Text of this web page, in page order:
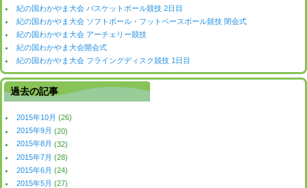
紀の国わかやま大会 バスケットボール競技 2日目
紀の国わかやま大会 ソフトボール・フットベースボール競技 閉会式
紀の国わかやま大会 アーチェリー競技
紀の国わかやま大会開会式
紀の国わかやま大会 フライングディスク競技 1日目
過去の記事
2015年10月 (26)
2015年9月 (20)
2015年8月 (32)
2015年7月 (28)
2015年6月 (24)
2015年5月 (27)